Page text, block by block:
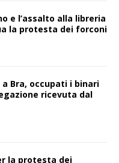
e l’assalto alla libreria
la protesta dei forconi
Bra, occupati i binari
ricevuta dal
la protesta dei